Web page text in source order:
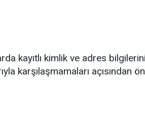
kayıtlı kimlik ve adres
karşılaşmamaları açısından